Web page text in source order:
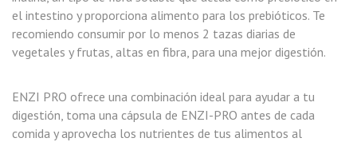
el intestino y proporciona alimento para los prebióticos. Te
recomiendo consumir por lo menos 2 tazas diarias de
vegetales y frutas, altas en fibra, para una mejor digestión.
ENZI PRO ofrece una combinación ideal para ayudar a tu
digestión, toma una cápsula de ENZI-PRO antes de cada
comida y aprovecha los nutrientes de tus alimentos al